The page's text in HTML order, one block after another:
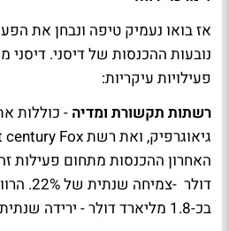
אז בואו נעמיק טיפה ונבחן את
פעילויות עיקריות:
רשתות תקשורת ומדיה
דולר -
בכ-1.8 מליארד דולר - ירידה שנתית של 3%.